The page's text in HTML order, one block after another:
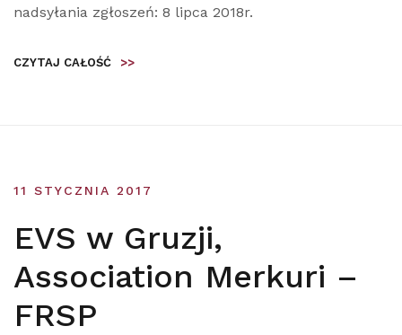
nadsyłania zgłoszeń: 8 lipca 2018r.
CZYTAJ CAŁOŚĆ >>
11 STYCZNIA 2017
EVS w Gruzji,
Association Merkuri –
FRSP